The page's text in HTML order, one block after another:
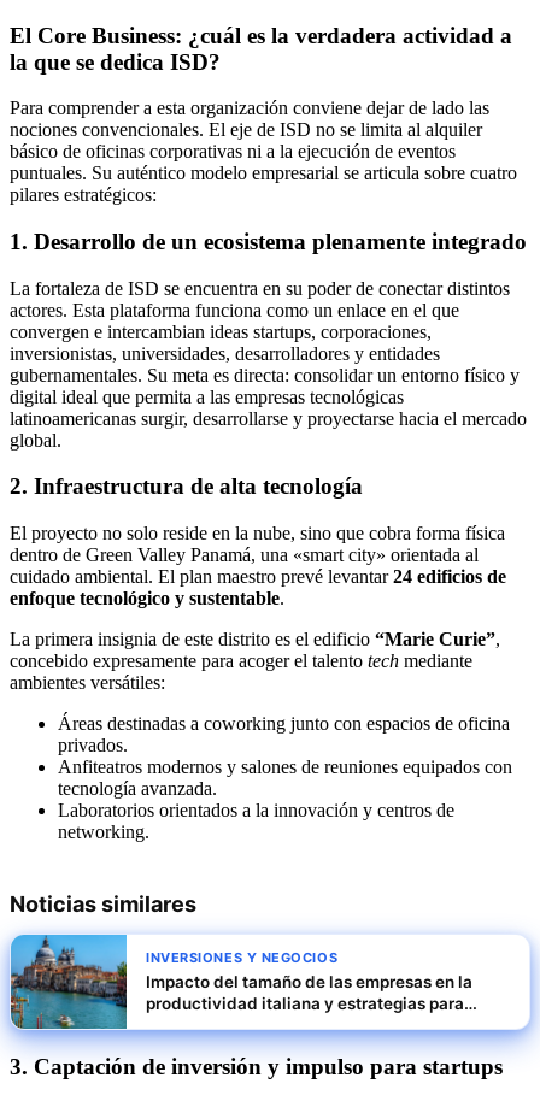
El Core Business: ¿cuál es la verdadera actividad a
la que se dedica ISD?
Para comprender a esta organización conviene dejar de lado las
nociones convencionales. El eje de ISD no se limita al alquiler
básico de oficinas corporativas ni a la ejecución de eventos
puntuales. Su auténtico modelo empresarial se articula sobre cuatro
pilares estratégicos:
1. Desarrollo de un ecosistema plenamente integrado
La fortaleza de ISD se encuentra en su poder de conectar distintos
actores. Esta plataforma funciona como un enlace en el que
convergen e intercambian ideas startups, corporaciones,
inversionistas, universidades, desarrolladores y entidades
gubernamentales. Su meta es directa: consolidar un entorno físico y
digital ideal que permita a las empresas tecnológicas
latinoamericanas surgir, desarrollarse y proyectarse hacia el mercado
global.
2. Infraestructura de alta tecnología
El proyecto no solo reside en la nube, sino que cobra forma física
dentro de Green Valley Panamá, una «smart city» orientada al
cuidado ambiental. El plan maestro prevé levantar24 edificios de
enfoque tecnológico y sustentable.
La primera insignia de este distrito es el edificio “Marie Curie”,
concebido expresamente para acoger el talento tech mediante
ambientes versátiles:
Áreas destinadas a coworking junto con espacios de oficina
privados.
Anfiteatros modernos y salones de reuniones equipados con
tecnología avanzada.
Laboratorios orientados a la innovación y centros de
networking.
Noticias similares
INVERSIONES Y NEGOCIOS
Impacto del tamaño de las empresas en la
productividad italiana y estrategias para
escalar pymes
3. Captación de inversión y impulso para startups